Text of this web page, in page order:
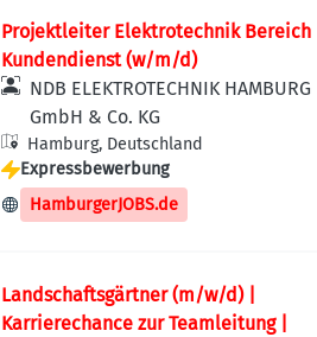
Projektleiter Elektrotechnik Bereich
Kundendienst (w/m/d)
NDB ELEKTROTECHNIK HAMBURG
GmbH & Co. KG
Hamburg, Deutschland
Expressbewerbung
HamburgerJOBS.de
Landschaftsgärtner (m/w/d) |
Karrierechance zur Teamleitung |